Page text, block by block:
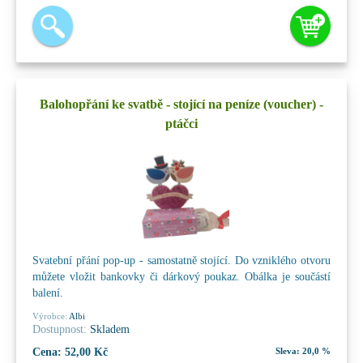
Balohopřání ke svatbě - stojící na peníze (voucher) -
ptáčci
Svatební přání pop-up - samostatně stojící. Do vzniklého otvoru
můžete vložit bankovky či dárkový poukaz. Obálka je součástí
balení.
Výrobce: Albi
Dostupnost: Skladem
Cena: 52,00 Kč Sleva: 20,0 %